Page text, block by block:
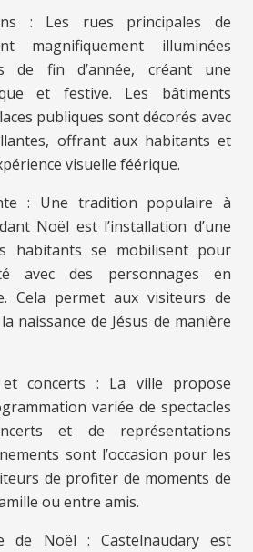
: Les rues principales de
magnifiquement illuminées
de fin d’année, créant une
et festive. Les bâtiments
publiques sont décorés avec
offrant aux habitants et
visuelle féérique.
: Une tradition populaire à
Noël est l’installation d’une
habitants se mobilisent pour
avec des personnages en
Cela permet aux visiteurs de
naissance de Jésus de manière
et concerts : La ville propose
variée de spectacles
et de représentations
sont l’occasion pour les
de profiter de moments de
ou entre amis.
de Noël : Castelnaudary est